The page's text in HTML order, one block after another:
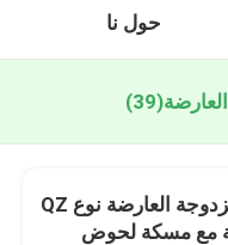
حول نا
(39)
رافعة علوية مزدوجة العارضة نوع QZ
مع مسكة لحوض